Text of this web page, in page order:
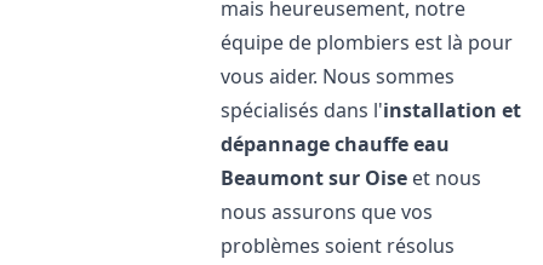
mais heureusement, notre
équipe de plombiers est là pour
vous aider. Nous sommes
spécialisés dans l'installation et
dépannage chauffe eau
Beaumont sur Oise et nous
nous assurons que vos
problèmes soient résolus